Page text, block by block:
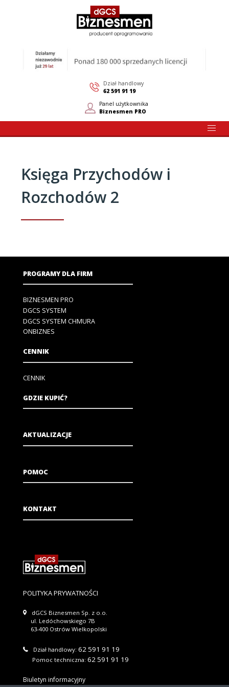
Dział handlowy
62 591 91 19
Panel użytkownika
Biznesmen PRO
Księga Przychodów i
Rozchodów 2
PROGRAMY DLA FIRM
BIZNESMEN PRO
DGCS SYSTEM
DGCS SYSTEM CHMURA
ONBIZNES
CENNIK
CENNIK
GDZIE KUPIĆ?
AKTUALIZACJE
POMOC
KONTAKT
POLITYKA PRYWATNOŚCI
dGCS Biznesmen Sp. z o.o.
ul. Ledóchowskiego 7B
63-400 Ostrów Wielkopolski
Dział handlowy: 62 591 91 19
Pomoc techniczna:62 591 91 19
Biuletyn informacyjny